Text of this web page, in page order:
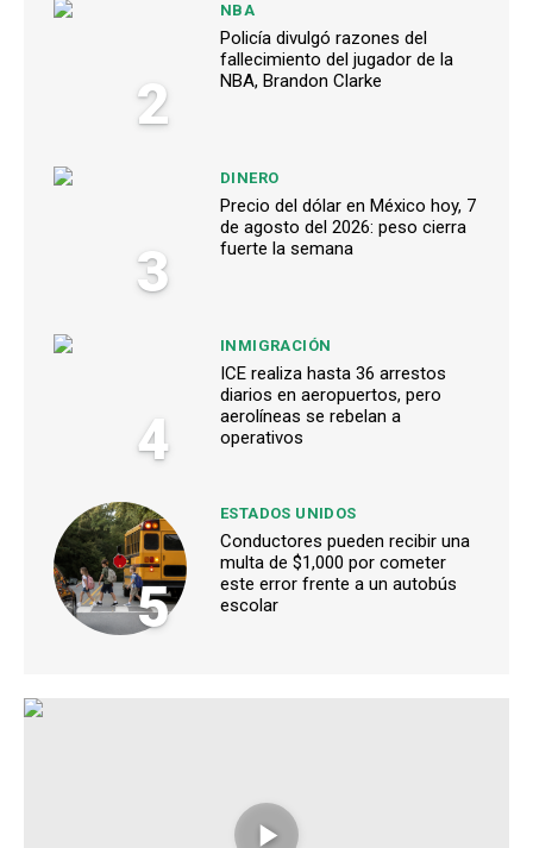
2
NBA
Policía divulgó razones del
fallecimiento del jugador de la
NBA, Brandon Clarke
3
DINERO
Precio del dólar en México hoy, 7
de agosto del 2026: peso cierra
fuerte la semana
4
INMIGRACIÓN
ICE realiza hasta 36 arrestos
diarios en aeropuertos, pero
aerolíneas se rebelan a
operativos
5
ESTADOS UNIDOS
Conductores pueden recibir una
multa de $1,000 por cometer
este error frente a un autobús
escolar